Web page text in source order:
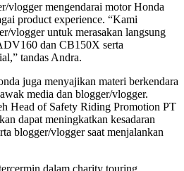
vlogger mengendarai motor Honda
product experience. “Kami
vlogger untuk merasakan langsung
dan CB150X serta
tandas Andra.
juga menyajikan materi berkendara
media dan blogger/vlogger.
Head of Safety Riding Promotion PT
dapat meningkatkan kesadaran
blogger/vlogger saat menjalankan